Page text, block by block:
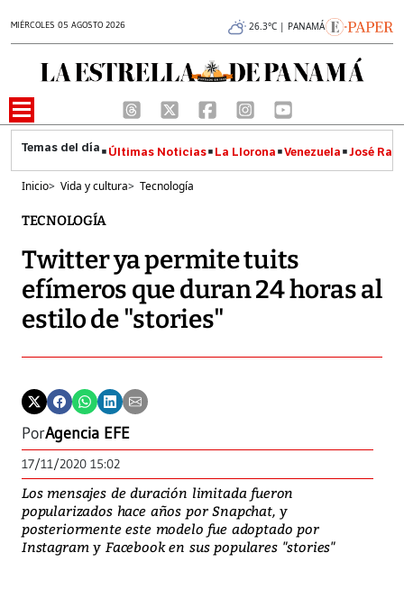
MIÉRCOLES 05 AGOSTO 2026 26.3°C | PANAMÁ
Últimas Noticias La Llorona Venezuela José
Inicio> Vida y cultura> Tecnología
TECNOLOGÍA
Twitter ya permite tuits
efímeros que duran 24 horas al
estilo de "stories"
PorAgencia EFE
17/11/2020 15:02
Los mensajes de duración limitada fueron
popularizados hace años por Snapchat, y
posteriormente este modelo fue adoptado por
Instagram y Facebook en sus populares "stories"